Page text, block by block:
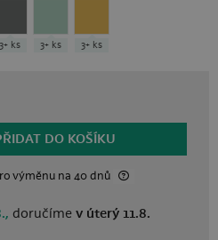
3+ ks 3+ ks 3+ ks
DO KOŠÍKU
výměnu na 40 dnů
doručímev úterý 11.8.